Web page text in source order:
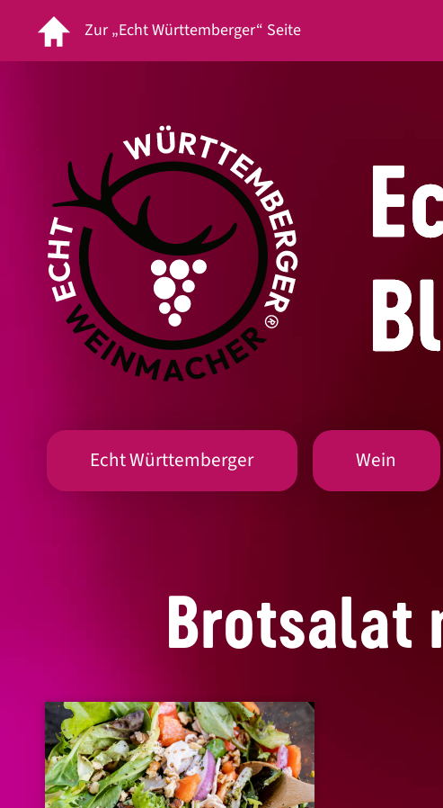
Zur „Echt Württemberger“ Seite
Echt Württemberger Wein
Brotsalat